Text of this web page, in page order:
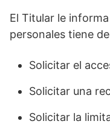
El Titular le
personales tiene
Solicitar el
Solicitar una
Solicitar la